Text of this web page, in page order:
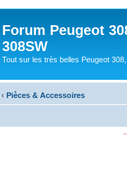
Forum Peugeot
308SW
Tout sur les très belles Peugeot
‹ Pièces & Accessoires